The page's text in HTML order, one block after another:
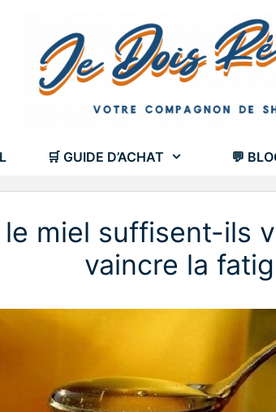
🛒 GUIDE D’ACHAT 💬
miel suffisent-ils
vaincre la